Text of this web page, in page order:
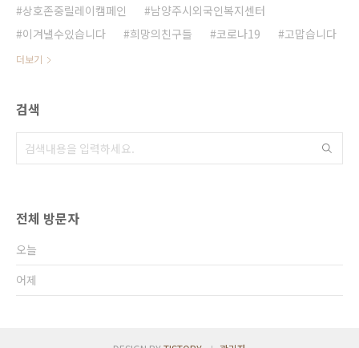
상호존중릴레이캠페인
남양주시외국인복지센터
이겨낼수있습니다
희망의친구들 코로나19 고맙습니다
더보기
검색
전체 방문자
오늘
어제